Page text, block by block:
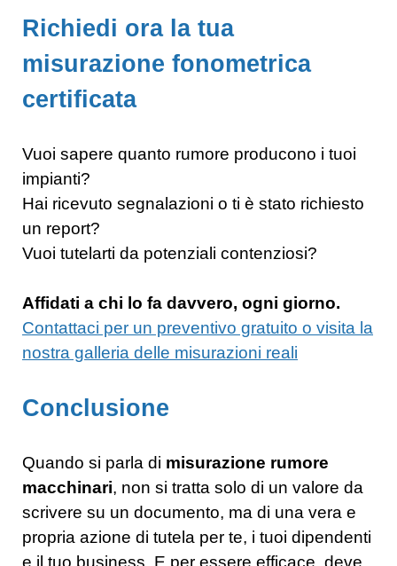
Richiedi ora la tua
misurazione fonometrica
certificata
Vuoi sapere quanto rumore producono i tuoi
impianti?
Hai ricevuto segnalazioni o ti è stato richiesto
un report?
Vuoi tutelarti da potenziali contenziosi?
Affidati a chi lo fa davvero, ogni giorno.
Contattaci per un preventivo gratuito o visita la
nostra galleria delle misurazioni reali
Conclusione
Quando si parla di misurazione rumore
macchinari, non si tratta solo di un valore da
scrivere su un documento, ma di una vera e
propria azione di tutela per te, i tuoi dipendenti
e il tuo business. E per essere efficace, deve